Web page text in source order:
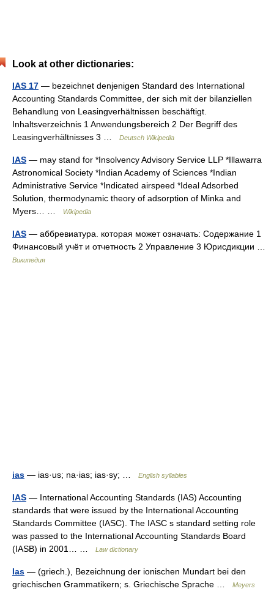
Look at other dictionaries:
IAS 17 — bezeichnet denjenigen Standard des International
Accounting Standards Committee, der sich mit der bilanziellen
Behandlung von Leasingverhältnissen beschäftigt.
Inhaltsverzeichnis 1 Anwendungsbereich 2 Der Begriff des
Leasingverhältnisses 3 …
Deutsch Wikipedia
IAS — may stand for *Insolvency Advisory Service LLP *Illawarra
Astronomical Society *Indian Academy of Sciences *Indian
Administrative Service *Indicated airspeed *Ideal Adsorbed
Solution, thermodynamic theory of adsorption of Minka and
Myers… …
Wikipedia
IAS — аббревиатура. которая может означать: Содержание 1
Финансовый учёт и отчетность 2 Управление 3 Юрисдикции …
Википедия
ias — ias·us; na·ias; ias·sy; … English syllables
IAS — International Accounting Standards (IAS) Accounting
standards that were issued by the International Accounting
Standards Committee (IASC). The IASC s standard setting role
was passed to the International Accounting Standards Board
(IASB) in 2001… …
Law dictionary
Ias — (griech.), Bezeichnung der ionischen Mundart bei den
griechischen Grammatikern; s. Griechische Sprache …
Meyers